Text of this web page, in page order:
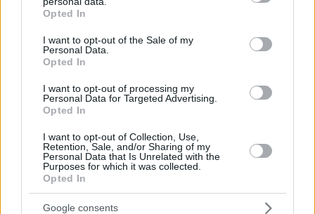
grant or deny consent to Google and its third-party tags to
use your data for below specified purposes in below Google
consent section.
Opted In
I want to opt-out of the Sale of my
Personal Data.
Opted In
I want to opt-out of processing my
Personal Data for Targeted Advertising.
Opted In
I want to opt-out of Collection, Use,
Retention, Sale, and/or Sharing of my
Personal Data that Is Unrelated with the
Purposes for which it was collected.
Opted In
Google consents